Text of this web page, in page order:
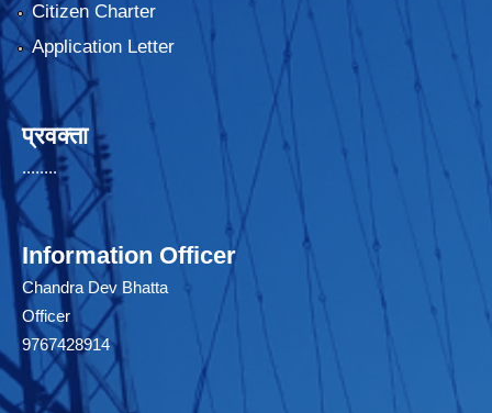
Citizen Charter
Application Letter
प्रवक्ता
........
Information Officer
Chandra Dev Bhatta
Officer
9767428914